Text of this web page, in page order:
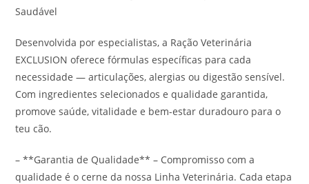
Saudável
Desenvolvida por especialistas, a Ração Veterinária
EXCLUSION oferece fórmulas específicas para cada
necessidade — articulações, alergias ou digestão sensível.
Com ingredientes selecionados e qualidade garantida,
promove saúde, vitalidade e bem-estar duradouro para o
teu cão.
– **Garantia de Qualidade** – Compromisso com a
qualidade é o cerne da nossa Linha Veterinária. Cada etapa